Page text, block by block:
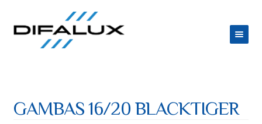
à
au
contenu
PRODUITS
Ouvrir
GAMBAS 16/20 BLACKTIGER